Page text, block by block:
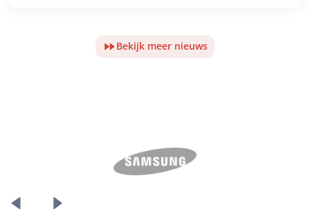
Bekijk meer nieuws